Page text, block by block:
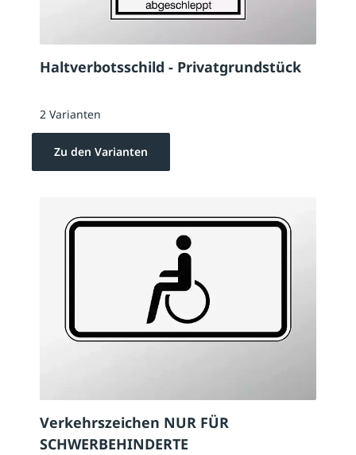
Haltverbotsschild - Privatgrundstück
2 Varianten
Zu den Varianten
Verkehrszeichen NUR FÜR
SCHWERBEHINDERTE